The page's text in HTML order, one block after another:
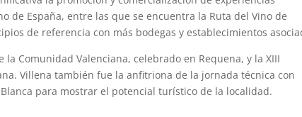
de España, entre las que se encuentra la Ruta del Vino de
de referencia con más bodegas y establecimientos
la Comunidad Valenciana, celebrado en Requena, y la XIII
Villena también fue la anfitriona de la jornada técnica con
para mostrar el potencial turístico de la localidad.